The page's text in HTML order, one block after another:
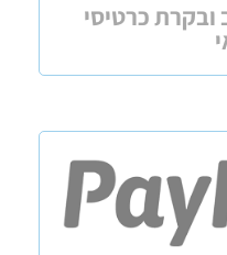
ובקרת כרטיסי